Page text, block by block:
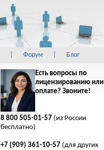
Форум
Блог
Есть вопросы по
лицензированию или
оплате? Звоните!
8 800 505-01-57 (из России
бесплатно)
+7 (909) 361-10-57 (для других